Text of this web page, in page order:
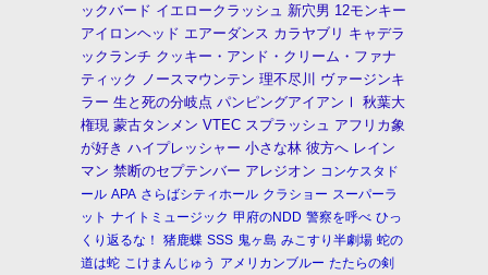
ックバード イエロークラッシュ 新穴男 12モンキー
アイロンヘッド エアーダンス カラヤブリ キャデラ
ックランチ クッキー・アンド・クリーム・ファナ
ティック ノースマウンテン 理不尽川
ヴァージンキ
ラー 生と死の分岐点 パンピングアイアンⅠ
秋葉大
権現 蒙古タンメン VTEC スプラッシュ アフリカ象
が好き ハイプレッシャー 小さな林 彼方へ レイン
マン 禁断のセプテンバー アレジオン コンケスタド
ール APA さらばシティホール クラショー スーパーラ
ット ナイトミュージック 甲府のNDD 警察を呼べ ひっ
くり返るな！
猪鹿蝶 SSS 鬼ヶ島 みこすり半劇場 蛇の
道は蛇 こけまんじゅう アメリカンブルー たたらの剣